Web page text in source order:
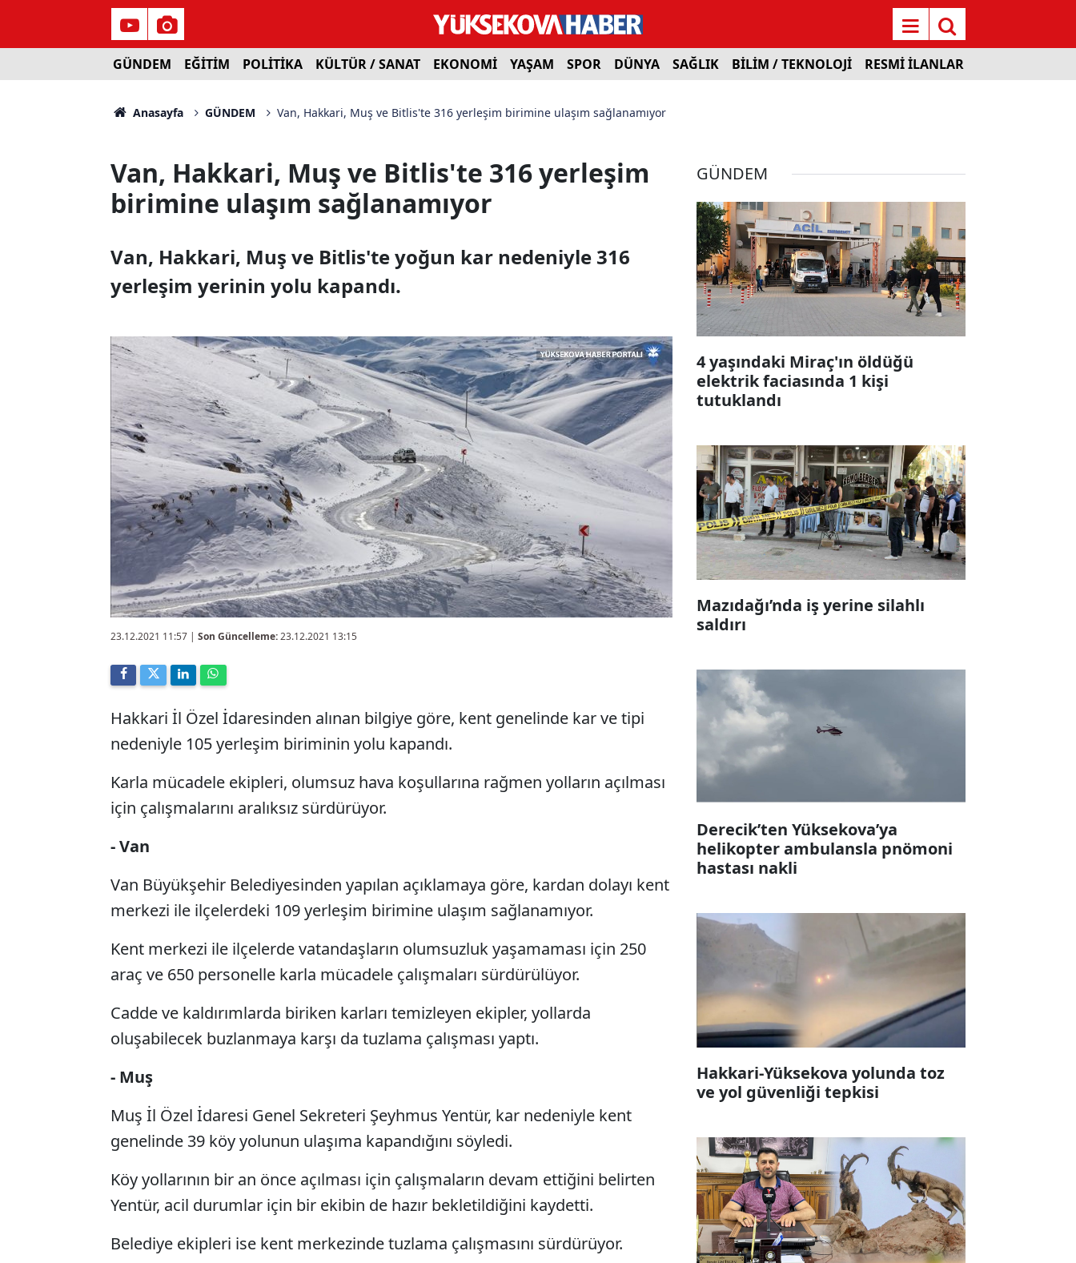
GÜNDEM EĞİTİM POLİTİKA KÜLTÜR / SANAT EKONOMİ YAŞAM SPOR DÜNYA SAĞLIK BİLİM / TEKNOLOJİ RESMİ İLANLAR
Anasayfa GÜNDEM Van, Hakkari, Muş ve Bitlis'te 316 yerleşim birimine ulaşım sağlanamıyor
Van, Hakkari, Muş ve Bitlis'te 316 yerleşim
birimine ulaşım sağlanamıyor
Van, Hakkari, Muş ve Bitlis'te yoğun kar nedeniyle 316
yerleşim yerinin yolu kapandı.
23.12.2021 11:57 | Son Güncelleme:23.12.2021 13:15
Hakkari İl Özel İdaresinden alınan bilgiye göre, kent genelinde kar ve tipi
nedeniyle 105 yerleşim biriminin yolu kapandı.
Karla mücadele ekipleri, olumsuz hava koşullarına rağmen yolların açılması
için çalışmalarını aralıksız sürdürüyor.
- Van
Van Büyükşehir Belediyesinden yapılan açıklamaya göre, kardan dolayı kent
merkezi ile ilçelerdeki 109 yerleşim birimine ulaşım sağlanamıyor.
Kent merkezi ile ilçelerde vatandaşların olumsuzluk yaşamaması için 250
araç ve 650 personelle karla mücadele çalışmaları sürdürülüyor.
Cadde ve kaldırımlarda biriken karları temizleyen ekipler, yollarda
oluşabilecek buzlanmaya karşı da tuzlama çalışması yaptı.
- Muş
Muş İl Özel İdaresi Genel Sekreteri Şeyhmus Yentür, kar nedeniyle kent
genelinde 39 köy yolunun ulaşıma kapandığını söyledi.
Köy yollarının bir an önce açılması için çalışmaların devam ettiğini belirten
Yentür, acil durumlar için bir ekibin de hazır bekletildiğini kaydetti.
Belediye ekipleri ise kent merkezinde tuzlama çalışmasını sürdürüyor.
GÜNDEM
4 yaşındaki Miraç'ın öldüğü
elektrik faciasında 1 kişi
tutuklandı
Mazıdağı’nda iş yerine silahlı
saldırı
Derecik’ten Yüksekova’ya
helikopter ambulansla pnömoni
hastası nakli
Hakkari-Yüksekova yolunda toz
ve yol güvenliği tepkisi